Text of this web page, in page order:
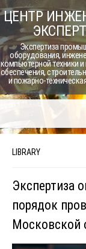
Skip
to
content
ЦЕНТР
Экспертиза
оборудования,
компьютерной техники
обеспечения,
и пожарно-
LIBRARY
Экспертиза
порядок
Московской